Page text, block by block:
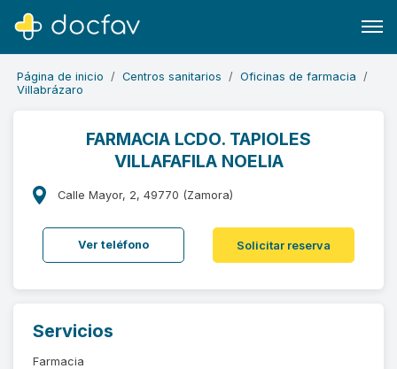
Buscar
Software para clínicas
Soporte
¿Eres un doctor?
Página de inicio Centros sanitarios
Oficinas de farmacia
Villabrázaro
FARMACIA LCDO. TAPIOLES
VILLAFAFILA NOELIA
Calle Mayor, 2, 49770 (Zamora)
Ver teléfono Solicitar reserva
Servicios
Farmacia